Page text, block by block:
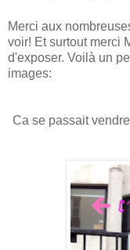
Merci aux
voir! Et surtout merci
d'exposer. Voilà un
images:
Ca se passait